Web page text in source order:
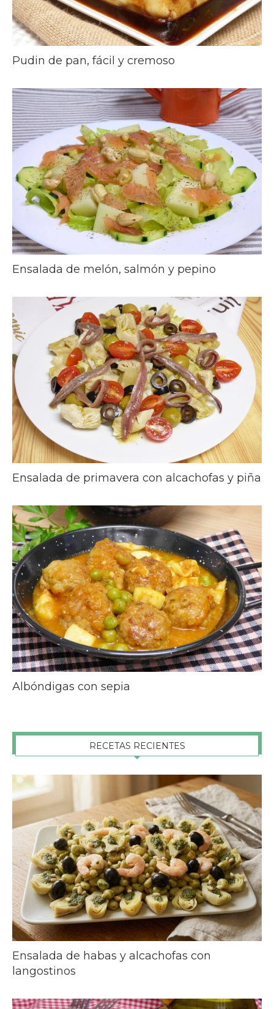
Pudin de pan, fácil y cremoso
Ensalada de melón, salmón y pepino
Ensalada de primavera con alcachofas y piña
Albóndigas con sepia
RECETAS RECIENTES
Ensalada de habas y alcachofas con
langostinos